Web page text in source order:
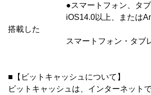
●スマートフォン、タブ
iOS14.0以上、または
搭載した
スマートフォン・タブレ
■【ビットキャッシュについて】
ビットキャッシュは、インターネット